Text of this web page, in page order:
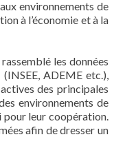
environnements de
à l’économie et à la
les données
ADEME etc.),
des principales
environnements de
pour leur coopération.
afin de dresser un